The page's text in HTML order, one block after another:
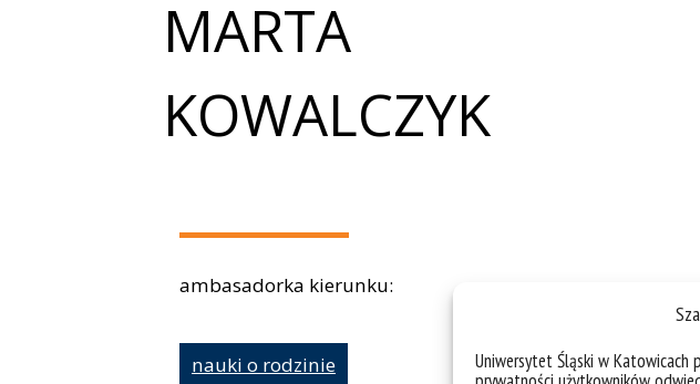
Uniwersytet Śląski w Katowicach
MARTA
KOWALCZYK
ambasadorka kierunku:
nauki o rodzinie